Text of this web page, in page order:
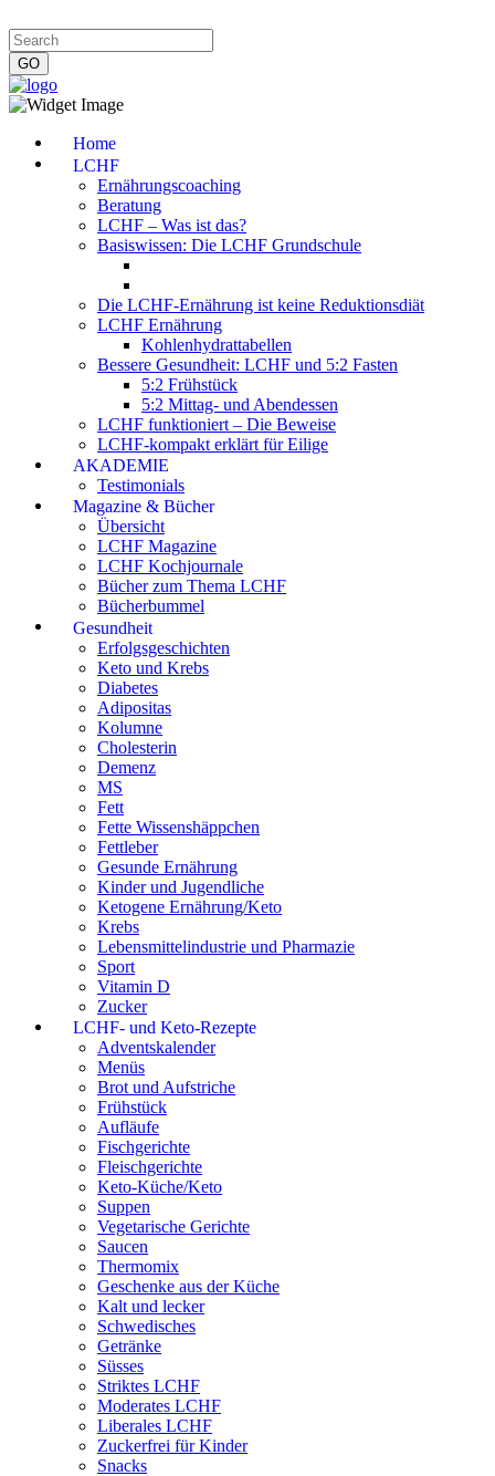
Home
LCHF
Ernährungscoaching
Beratung
LCHF – Was ist das?
Basiswissen: Die LCHF Grundschule
Die LCHF-Ernährung ist keine Reduktionsdiät
LCHF Ernährung
Kohlenhydrattabellen
Bessere Gesundheit: LCHF und 5:2 Fasten
5:2 Frühstück
5:2 Mittag- und Abendessen
LCHF funktioniert – Die Beweise
LCHF-kompakt erklärt für Eilige
AKADEMIE
Testimonials
Magazine & Bücher
Übersicht
LCHF Magazine
LCHF Kochjournale
Bücher zum Thema LCHF
Bücherbummel
Gesundheit
Erfolgsgeschichten
Keto und Krebs
Diabetes
Adipositas
Kolumne
Cholesterin
Demenz
MS
Fett
Fette Wissenshäppchen
Fettleber
Gesunde Ernährung
Kinder und Jugendliche
Ketogene Ernährung/Keto
Krebs
Lebensmittelindustrie und Pharmazie
Sport
Vitamin D
Zucker
LCHF- und Keto-Rezepte
Adventskalender
Menüs
Brot und Aufstriche
Frühstück
Aufläufe
Fischgerichte
Fleischgerichte
Keto-Küche/Keto
Suppen
Vegetarische Gerichte
Saucen
Thermomix
Geschenke aus der Küche
Kalt und lecker
Schwedisches
Getränke
Süsses
Striktes LCHF
Moderates LCHF
Liberales LCHF
Zuckerfrei für Kinder
Snacks